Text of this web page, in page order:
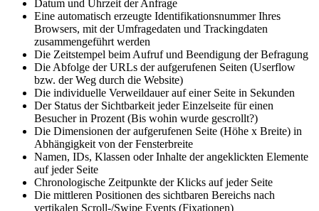
Datum und Uhrzeit der Anfrage
Eine automatisch erzeugte Identifikationsnummer Ihres
Browsers, mit der Umfragedaten und Trackingdaten
zusammengeführt werden
Die Zeitstempel beim Aufruf und Beendigung der Befragung
Die Abfolge der URLs der aufgerufenen Seiten (Userflow
bzw. der Weg durch die Website)
Die individuelle Verweildauer auf einer Seite in Sekunden
Der Status der Sichtbarkeit jeder Einzelseite für einen
Besucher in Prozent (Bis wohin wurde gescrollt?)
Die Dimensionen der aufgerufenen Seite (Höhe x Breite) in
Abhängigkeit von der Fensterbreite
Namen, IDs, Klassen oder Inhalte der angeklickten Elemente
auf jeder Seite
Chronologische Zeitpunkte der Klicks auf jeder Seite
Die mittleren Positionen des sichtbaren Bereichs nach
vertikalen Scroll-/Swipe Events (Fixationen)